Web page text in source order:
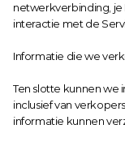
netwerkverbinding, je
interactie met de
Informatie die we
Ten slotte kunnen we
inclusief van
informatie kunnen